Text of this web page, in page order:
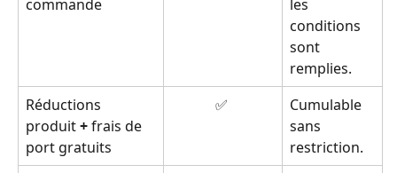
commande
les
conditions
sont
remplies.
Réductions
produit + frais de
port gratuits
✅
Cumulable
sans
restriction.